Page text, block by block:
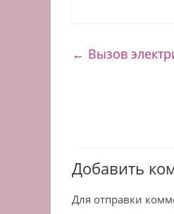
← Вызов
Добавить
Для отправки